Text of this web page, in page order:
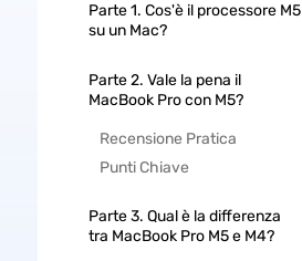
Parte 1. Cos'è il processore M5
su un Mac?
Parte 2. Vale la pena il
MacBook Pro con M5?
Recensione Pratica
Punti Chiave
Parte 3. Qual è la differenza
tra MacBook Pro M5 e M4?